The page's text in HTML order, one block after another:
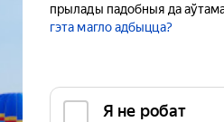
прылады падобныя да
гэта магло адбыцца?
Я не робат